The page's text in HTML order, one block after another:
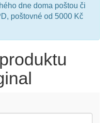
dne doma poštou či
poštovné od 5000 Kč